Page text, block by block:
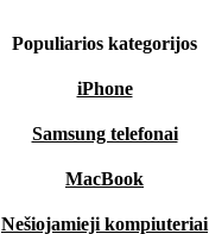
Populiarios kategorijos
iPhone
Samsung telefonai
MacBook
Nešiojamieji kompiuteriai